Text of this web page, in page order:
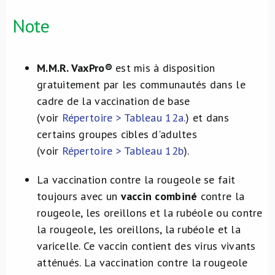
Note
M.M.R. VaxPro® est mis à disposition
gratuitement par les communautés dans le
cadre de la vaccination de base
(voir Répertoire > Tableau 12a.) et dans
certains groupes cibles d'adultes
(voir Répertoire > Tableau 12b).
La vaccination contre la rougeole se fait
toujours avec un vaccin combiné contre la
rougeole, les oreillons et la rubéole ou contre
la rougeole, les oreillons, la rubéole et la
varicelle. Ce vaccin contient des virus vivants
atténués. La vaccination contre la rougeole